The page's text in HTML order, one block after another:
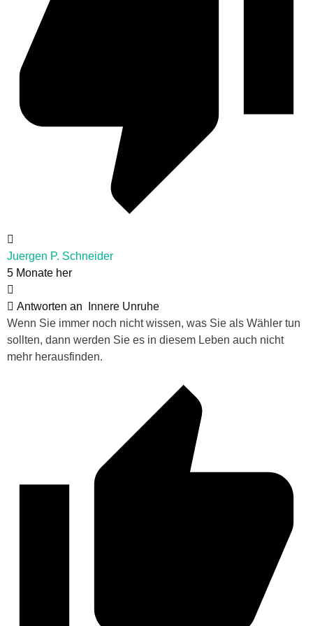
Juergen P. Schneider
5 Monate her
Antworten an
Innere Unruhe
Wenn Sie immer noch nicht wissen, was Sie als Wähler tun
sollten, dann werden Sie es in diesem Leben auch nicht
mehr herausfinden.